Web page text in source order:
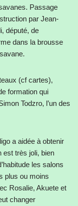
Passage
par Jean-
député, de
dans la brousse
(cf cartes),
formation qui
Todzro, l’un des
a aidée à obtenir
est très joli, bien
les salons
plus ou moins
Rosalie, Akuete et
changer